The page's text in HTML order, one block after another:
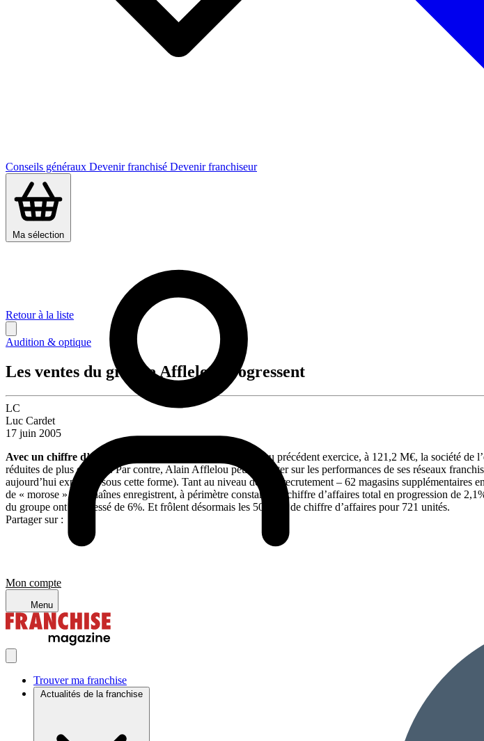
Conseils généraux Devenir franchisé Devenir franchiseur
Ma sélection
Mon compte
Menu
Trouver ma franchise
Actualités de la franchise
Retour à la liste
Audition & optique
Les ventes du groupe Afflelou progressent
LC
Luc Cardet
17 juin 2005
Avec un chiffre d’affaires en retrait de 14%
par rapport au précédent exercice, à 121,2 M€, la société de
réduites de plus de 60%. Par contre, Alain Afflelou peut compter sur les performances de ses réseaux
aujourd’hui exploitée sous cette forme). Tant au niveau de leur recrutement – 62 magasins
de « morose », les chaînes enregistrent, à périmètre constant, un chiffre d’affaires total en progression de
du groupe ont progressé de 6%. Et frôlent désormais les 500 M€ de chiffre d’affaires pour 721 unités.
Partager sur :